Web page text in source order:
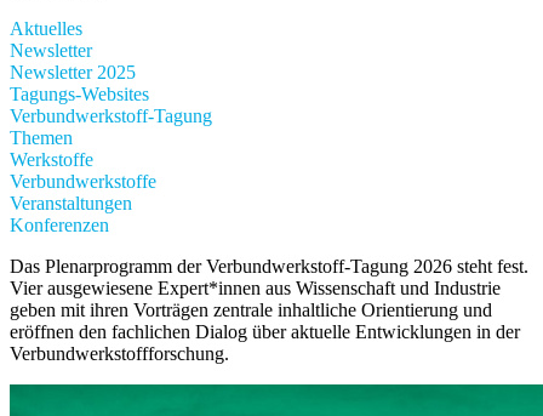
Aktuelles
Newsletter
Newsletter 2025
Tagungs-Websites
Verbundwerkstoff-Tagung
Themen
Werkstoffe
Verbundwerkstoffe
Veranstaltungen
Konferenzen
Das Plenarprogramm der Verbundwerkstoff-Tagung 2026 steht fest.
Vier ausgewiesene Expert*innen aus Wissenschaft und Industrie
geben mit ihren Vorträgen zentrale inhaltliche Orientierung und
eröffnen den fachlichen Dialog über aktuelle Entwicklungen in der
Verbundwerkstoffforschung.